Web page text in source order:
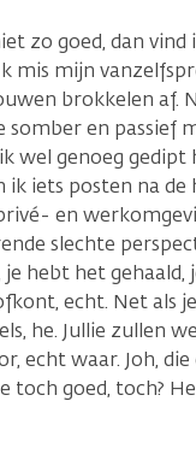
zo goed, dan
mis mijn
brokkelen af.
somber en
wel genoeg gedipt
ik iets posten na
en
slechte
hebt het
echt. Net als
he. Jullie zullen
echt waar. Joh,
toch goed, toch?